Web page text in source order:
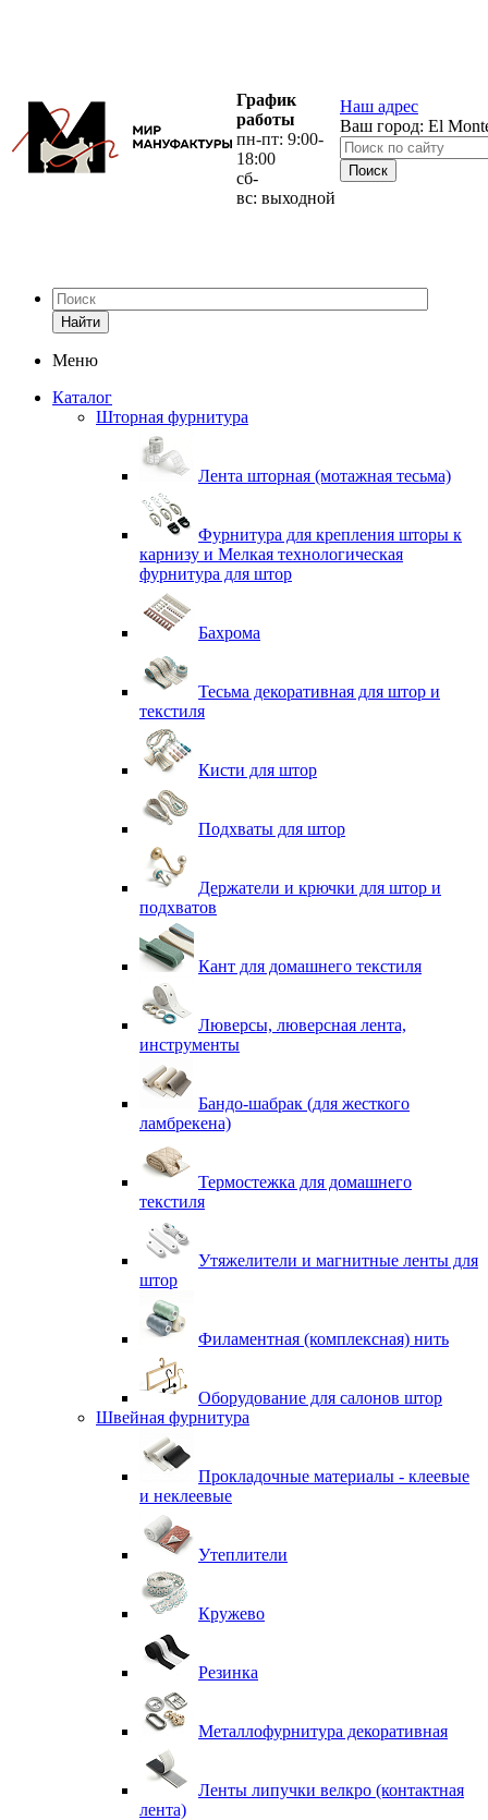
График
работы
пн-пт: 9:00-
18:00
сб-
вс: выходной
Наш адрес
Ваш город: El
Найти
Меню
Каталог
Шторная фурнитура
Лента шторная (мотажная тесьма)
Фурнитура для крепления шторы к
карнизу и Мелкая технологическая
фурнитура для штор
Бахрома
Тесьма декоративная для штор и
текстиля
Кисти для штор
Подхваты для штор
Держатели и крючки для штор и
подхватов
Кант для домашнего текстиля
Люверсы, люверсная лента,
инструменты
Бандо-шабрак (для жесткого
ламбрекена)
Термостежка для домашнего
текстиля
Утяжелители и магнитные ленты для
штор
Филаментная (комплексная) нить
Оборудование для салонов штор
Швейная фурнитура
Прокладочные материалы - клеевые
и неклеевые
Утеплители
Кружево
Резинка
Металлофурнитура декоративная
Ленты липучки велкро (контактная
лента)